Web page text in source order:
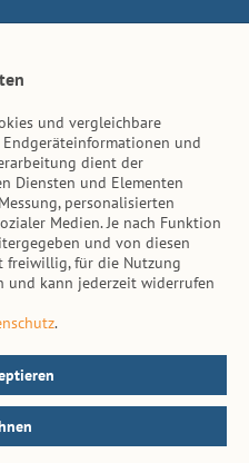
sparen.de 2026
und vergleichbare
und
dient der
Diensten und Elementen
personalisierten
Medien. Je nach Funktion
und von diesen
freiwillig, für die Nutzung
und kann jederzeit widerrufen
.